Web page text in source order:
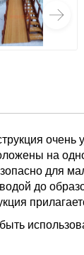
очень
на
для
до